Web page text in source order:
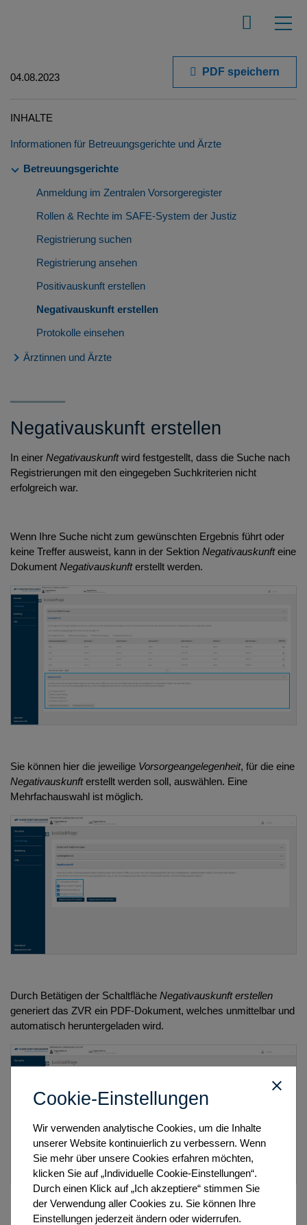
Cookie-Einstellungen
Wir verwenden analytische Cookies, um die Inhalte
unserer Website kontinuierlich zu verbessern. Wenn
Sie mehr über unsere Cookies erfahren möchten,
klicken Sie auf „Individuelle Cookie-Einstellungen“.
Durch einen Klick auf „Ich akzeptiere“ stimmen Sie
der Verwendung aller Cookies zu. Sie können Ihre
Einstellungen jederzeit ändern oder widerrufen.
04.08.2023 PDF speichern
INHALTE
Informationen für Betreuungsgerichte und Ärzte
Betreuungsgerichte
Anmeldung im Zentralen Vorsorgeregister
Rollen & Rechte im SAFE-System der Justiz
Registrierung suchen
Registrierung ansehen
Positivauskunft erstellen
Negativauskunft erstellen
Protokolle einsehen
Ärztinnen und Ärzte
Registrierung suchen
Registrierung ansehen
Positivauskunft erstellen
Negativauskunft erstellen
Negativauskunft erstellen
In einer Negativauskunftwird festgestellt, dass die Suche nach
Registrierungen mit den eingegeben Suchkriterien nicht
erfolgreich war.
Wenn Ihre Suche nicht zum gewünschten Ergebnis führt oder
keine Treffer ausweist, kann in der Sektion Negativauskunfteine
Dokument Negativauskunfterstellt werden.
Sie können hier die jeweilige Vorsorgeangelegenheit, für die eine
Negativauskunfterstellt werden soll, auswählen. Eine
Mehrfachauswahl ist möglich.
Durch Betätigen der Schaltfläche Negativauskunft erstellen
generiert das ZVR ein PDF-Dokument, welches unmittelbar und
automatisch heruntergeladen wird.